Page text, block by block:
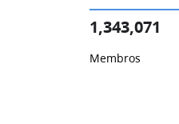
1,343,071
Membros